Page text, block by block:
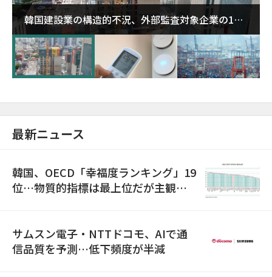
韓国建設業の構造的不況、外部監査対象企業の1割
超が「ゾンビ企業」に…5年で2.8倍増
最新ニュース
韓国、OECD「幸福度ランキング」19
位…物質的指標は最上位だが主観的
サムスン電子・NTTドコモ、AIで通
信品質を予測…低下頻度が半減